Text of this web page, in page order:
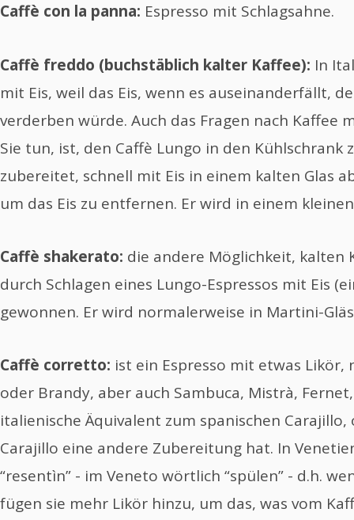
Caffè con la panna: Espresso mit Schlagsahne.
Caffè freddo (buchstäblich kalter Kaffee): In
mit Eis, weil das Eis, wenn es auseinanderfällt,
verderben würde. Auch das Fragen nach Kaffee
Sie tun, ist, den Caffè Lungo in den Kühlschrank
zubereitet, schnell mit Eis in einem kalten Glas
um das Eis zu entfernen. Er wird in einem
Caffè shakerato: die andere Möglichkeit, kalten
durch Schlagen eines Lungo-Espressos mit Eis
gewonnen. Er wird normalerweise in Martini-
Caffè corretto: ist ein Espresso mit etwas Likör,
oder Brandy, aber auch Sambuca, Mistrà,
italienische Äquivalent zum spanischen
Carajillo eine andere Zubereitung hat. In
“resentìn” - im Veneto wörtlich “spülen” - d.h.
fügen sie mehr Likör hinzu, um das, was vom